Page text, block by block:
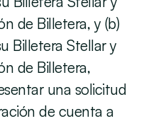
de Billetera, y (b)
Billetera Stellar y
de Billetera,
una solicitud
de cuenta a